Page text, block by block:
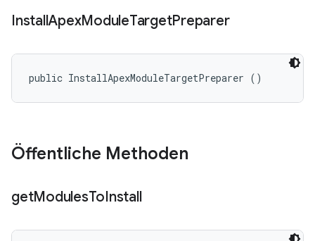
InstallApexModuleTargetPreparer
public InstallApexModuleTargetPreparer ()
Öffentliche Methoden
getModulesToInstall